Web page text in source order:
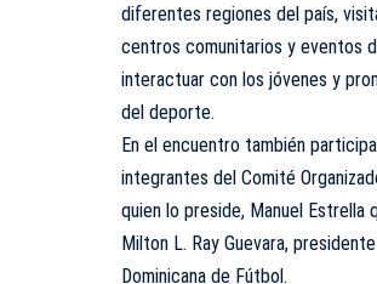
diferentes regiones del país,
centros comunitarios y eventos
interactuar con los jóvenes y
del deporte.
En el encuentro también
integrantes del Comité
quien lo preside, Manuel Estrella
Milton L. Ray Guevara,
Dominicana de Fútbol.